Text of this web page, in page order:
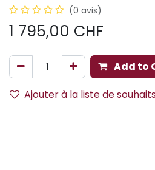
(0 avis)
1 795,00 CHF
Add to
Ajouter à la liste de